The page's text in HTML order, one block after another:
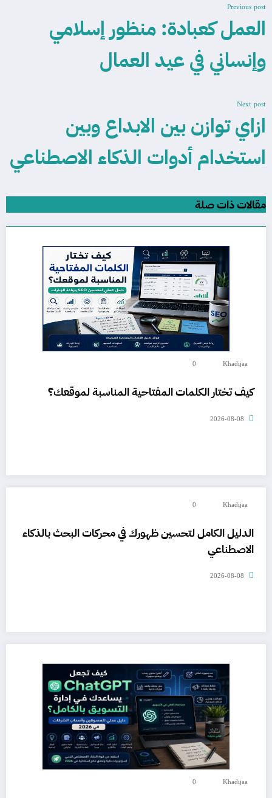
Previous post
العمل كعبادة: منظور إسلامي
وإنساني في عيد العمال
Next post
ازاي توازن بين الابداع وبين
استخدام أدوات الذكاء الاصطناعي
مقالات ذات صلة
Khadijaa
0
كيف تختار الكلمات المفتاحية المناسبة لموقعك؟
2026-08-08
Khadijaa
0
الدليل الكامل لتحسين ظهورك في محركات البحث بالذكاء
الاصطناعي
2026-08-08
Khadijaa
0